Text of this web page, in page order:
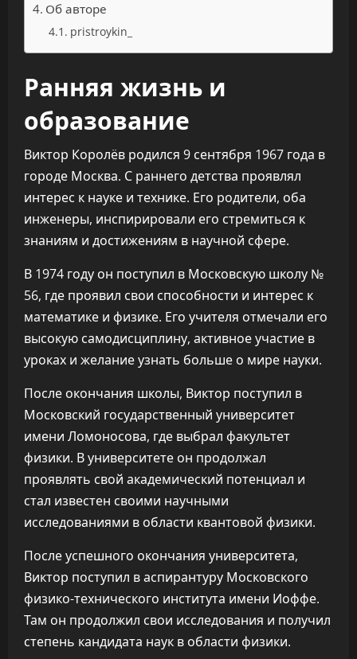
Об авторе
pristroykin_
Ранняя жизнь и
образование
Виктор Королёв родился 9 сентября 1967 года в
городе Москва. С раннего детства проявлял
интерес к науке и технике. Его родители, оба
инженеры, инспирировали его стремиться к
знаниям и достижениям в научной сфере.
В 1974 году он поступил в Московскую школу №
56, где проявил свои способности и интерес к
математике и физике. Его учителя отмечали его
высокую самодисциплину, активное участие в
уроках и желание узнать больше о мире науки.
После окончания школы, Виктор поступил в
Московский государственный университет
имени Ломоносова, где выбрал факультет
физики. В университете он продолжал
проявлять свой академический потенциал и
стал известен своими научными
исследованиями в области квантовой физики.
После успешного окончания университета,
Виктор поступил в аспирантуру Московского
физико-технического института имени Иоффе.
Там он продолжил свои исследования и получил
степень кандидата наук в области физики.